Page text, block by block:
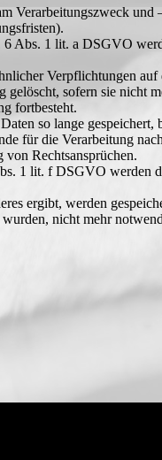
Verarbeitungszweck und
Abs. 1 lit. a DSGVO
Verpflichtungen
sofern sie nicht
fortbesteht.
so lange gespeichert,
für die Verarbeitung
Rechtsansprüchen.
1 lit. f DSGVO werden
ergibt, werden
nicht mehr